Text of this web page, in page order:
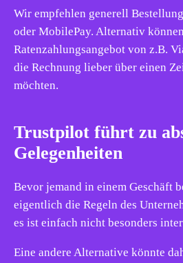
Wir empfehlen generell
oder MobilePay. Alternativ
Ratenzahlungsangebot von z.B.
die Rechnung lieber über einen
möchten.
Trustpilot führt zu
Gelegenheiten
Bevor jemand in einem Geschäft
eigentlich die Regeln des
es ist einfach nicht besonders
Eine andere Alternative könnte